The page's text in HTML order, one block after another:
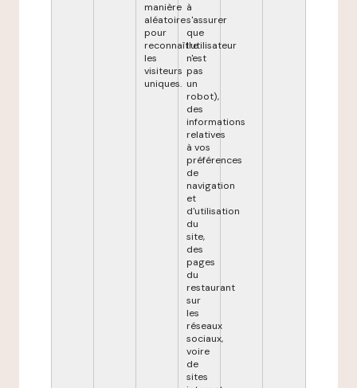
manière
aléatoire
pour
reconnaître
les
visiteurs
uniques.
à
s'assurer
que
l'utilisateur
n'est
pas
un
robot),
des
informations
relatives
à vos
préférences
de
navigation
et
d'utilisation
du
site,
des
pages
du
restaurant
sur
les
réseaux
sociaux,
voire
de
sites